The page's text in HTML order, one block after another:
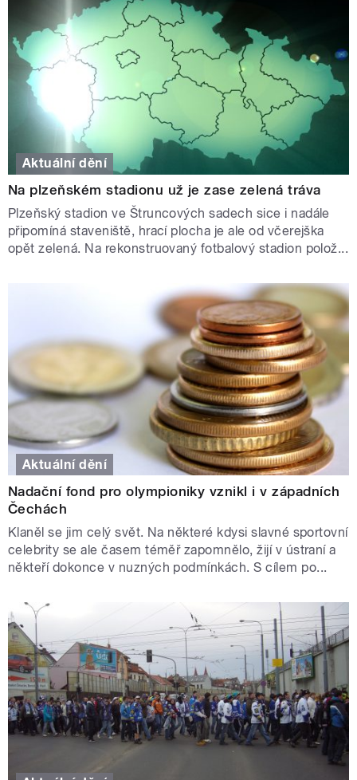
Aktuální dění
Na plzeňském stadionu už je zase zelená tráva
Plzeňský stadion ve Štruncových sadech sice i nadále
připomíná staveniště, hrací plocha je ale od včerejška
opět zelená. Na rekonstruovaný fotbalový stadion polož...
Aktuální dění
Nadační fond pro olympioniky vznikl i v západních
Čechách
Klaněl se jim celý svět. Na některé kdysi slavné sportovní
celebrity se ale časem téměř zapomnělo, žijí v ústraní a
někteří dokonce v nuzných podmínkách. S cílem po...